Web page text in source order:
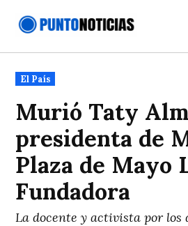
Publicado
en
El País
Murió Taty
presidenta de
Plaza de Mayo
Fundadora
La docente y activista por los